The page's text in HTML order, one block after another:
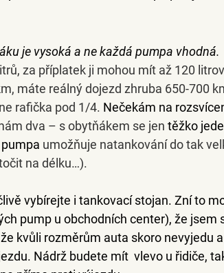
je vysoká a ne každá pumpa vhodná.
za příplatek ji mohou mít až 120
máte reálný dojezd zhruba 650-700
rafička pod 1/4. Nečekám na
dva – s obytňákem se jen těžko
umožňuje natankování do tak
na délku…).
vybírejte i tankovací stojan. Zní to
pump u obchodních center), že jsem
kvůli rozměrům auta skoro nevyjedu
Nádrž budete mít  vlevo u řidiče,